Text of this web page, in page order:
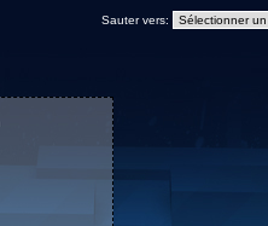
Sauter vers: